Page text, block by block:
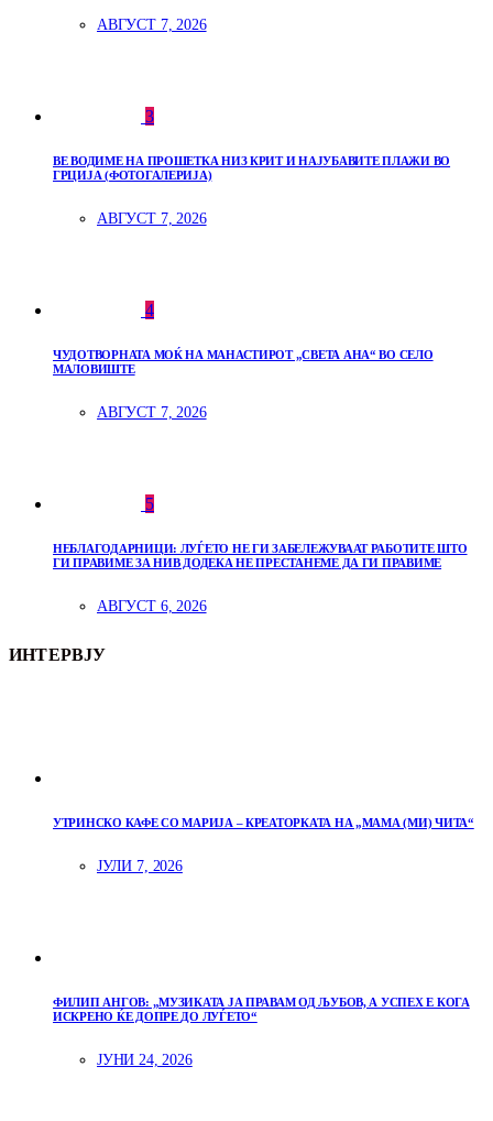
АВГУСТ 7, 2026
3
ВЕ ВОДИМЕ НА ПРОШЕТКА НИЗ КРИТ И НАЈУБАВИТЕ ПЛАЖИ ВО
ГРЦИЈА (ФОТОГАЛЕРИЈА)
АВГУСТ 7, 2026
4
ЧУДОТВОРНАТА МОЌ НА МАНАСТИРОТ „СВЕТА АНА“ ВО СЕЛО
МАЛОВИШТЕ
АВГУСТ 7, 2026
5
НЕБЛАГОДАРНИЦИ: ЛУЃЕТО НЕ ГИ ЗАБЕЛЕЖУВААТ РАБОТИТЕ ШТО
ГИ ПРАВИМЕ ЗА НИВ ДОДЕКА НЕ ПРЕСТАНЕМЕ ДА ГИ ПРАВИМЕ
АВГУСТ 6, 2026
ИНТЕРВЈУ
УТРИНСКО КАФЕ СО МАРИЈА – КРЕАТОРКАТА НА „МАМА (МИ) ЧИТА“
ЈУЛИ 7, 2026
ФИЛИП АНГОВ: „МУЗИКАТА ЈА ПРАВАМ ОД ЉУБОВ, А УСПЕХ Е КОГА
ИСКРЕНО ЌЕ ДОПРЕ ДО ЛУЃЕТО“
ЈУНИ 24, 2026